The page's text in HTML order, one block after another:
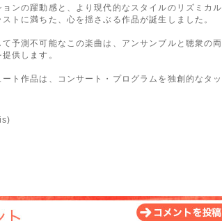
ンの躍動感と、より現代的なスタイルのリズミカル
トに満ちた、心を揺さぶる作品が誕生しました。
予測不可能なこの楽曲は、アンサンブルと聴衆の両
供します。
ト作品は、コンサート・プログラムを独創的なタッ